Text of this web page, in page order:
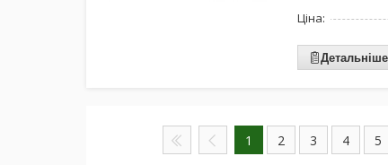
Ціна:
Детальніше
1 2 3 4 5